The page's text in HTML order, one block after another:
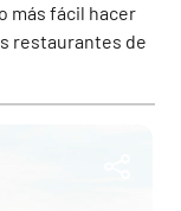
más fácil hacer
restaurantes de